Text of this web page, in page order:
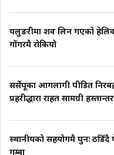
यलुङरीमा शव लिन गएको
गोंगरमै रोकियो
सर्सेपूका आगलागी पीडित
प्रहरीद्धारा राहत सामग्री
स्थानीयको सहयोगमै पुनः ठडिँदै
गुम्बा